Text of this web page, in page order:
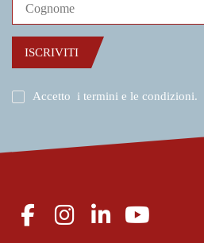
ISCRIVITI
Accetto i termini e le condizioni.